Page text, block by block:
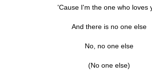
'Cause I'm the one who loves
And there is no one else
No, no one else
(No one else)